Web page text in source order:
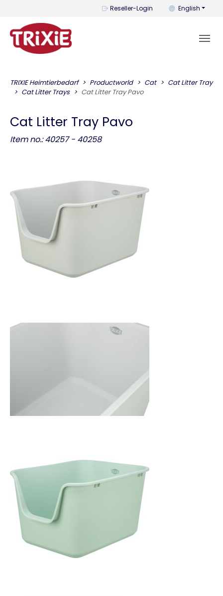
Reseller-Login You can
English
TRIXIE Heimtierbedarf Productworld Cat
Cat Litter Tray
Cat Litter Trays
Cat Litter Tray Pavo
Cat Litter Tray Pavo
Item no.: 40257 - 40258